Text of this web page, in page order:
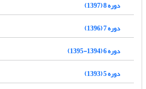
دوره 8 (1397)
دوره 7 (1396)
دوره 6 (1394-1395)
دوره 5 (1393)